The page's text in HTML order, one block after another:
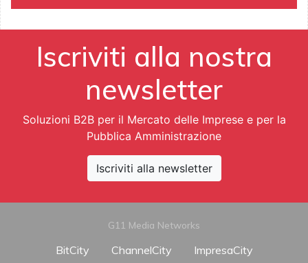
Iscriviti alla nostra
newsletter
Soluzioni B2B per il Mercato delle Imprese e per la
Pubblica Amministrazione
Iscriviti alla newsletter
G11 Media Networks
BitCity ChannelCity
ImpresaCity